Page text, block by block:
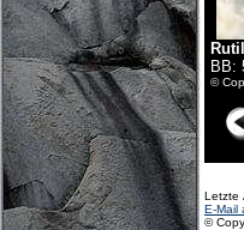
BB:
©
Letzte
E-Mail
©